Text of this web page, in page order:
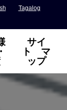
Tagalog
サイ
ト マ
ップ